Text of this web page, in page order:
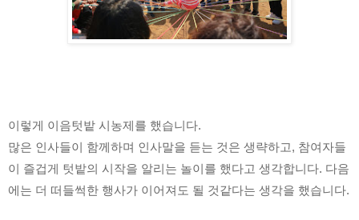
이렇게 이음텃밭 시농제를 했습니다.
많은 인사들이 함께하며 인사말을 듣는 것은 생략하고, 참여자들
이 즐겁게 텃밭의 시작을 알리는 놀이를 했다고 생각합니다. 다음